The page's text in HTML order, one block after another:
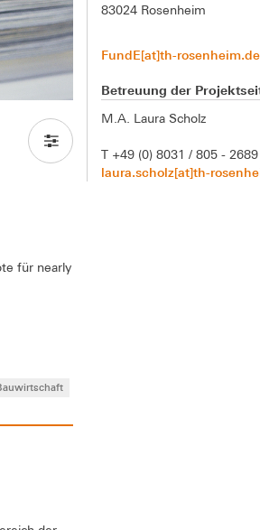
für nearly
83024 Rosenheim
FundE[at]th-
Betreuung der
M.A. Laura Scholz
T +49 (0) 8031 / 805 - 2689
laura.scholz[at]th-